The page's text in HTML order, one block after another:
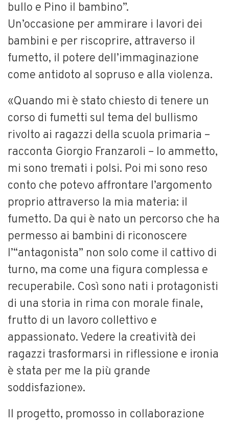
bullo e Pino il bambino”.
Un’occasione per ammirare i lavori dei
bambini e per riscoprire, attraverso il
fumetto, il potere dell’immaginazione
come antidoto al sopruso e alla violenza.
«Quando mi è stato chiesto di tenere un
corso di fumetti sul tema del bullismo
rivolto ai ragazzi della scuola primaria –
racconta Giorgio Franzaroli – lo ammetto,
mi sono tremati i polsi. Poi mi sono reso
conto che potevo affrontare l’argomento
proprio attraverso la mia materia: il
fumetto. Da qui è nato un percorso che ha
permesso ai bambini di riconoscere
l’“antagonista” non solo come il cattivo di
turno, ma come una figura complessa e
recuperabile. Così sono nati i protagonisti
di una storia in rima con morale finale,
frutto di un lavoro collettivo e
appassionato. Vedere la creatività dei
ragazzi trasformarsi in riflessione e ironia
è stata per me la più grande
soddisfazione».
Il progetto, promosso in collaborazione